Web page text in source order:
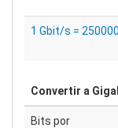
1 Gbit/s =
Convertir a
Bits por